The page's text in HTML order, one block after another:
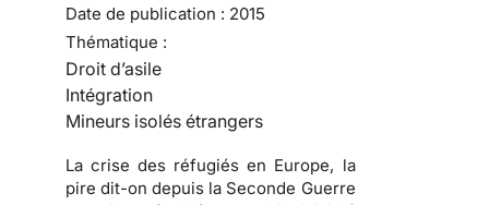
Date de publication : 2015
Thématique :
Droit d’asile
Intégration
Mineurs isolés étrangers
La crise des réfugiés en Europe, la
pire dit-on depuis la Seconde Guerre